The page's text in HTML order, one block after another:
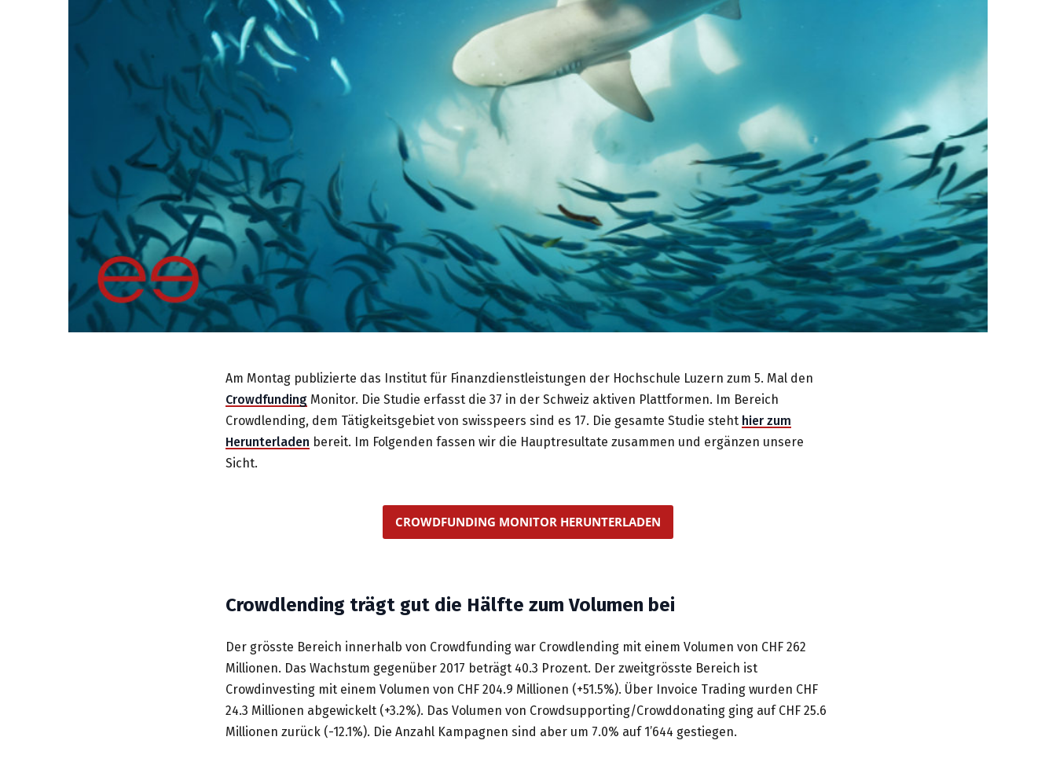
Am Montag publizierte das Institut für Finanzdienstleistungen der Hochschule Luzern zum 5. Mal den
Crowdfunding Monitor. Die Studie erfasst die 37 in der Schweiz aktiven Plattformen. Im Bereich
Crowdlending, dem Tätigkeitsgebiet von swisspeers sind es 17. Die gesamte Studie steht hier zum
Herunterladen bereit. Im Folgenden fassen wir die Hauptresultate zusammen und ergänzen unsere
Sicht.
CROWDFUNDING MONITOR HERUNTERLADEN
Crowdlending trägt gut die Hälfte zum Volumen bei
Der grösste Bereich innerhalb von Crowdfunding war Crowdlending mit einem Volumen von CHF 262
Millionen. Das Wachstum gegenüber 2017 beträgt 40.3 Prozent. Der zweitgrösste Bereich ist
Crowdinvesting mit einem Volumen von CHF 204.9 Millionen (+51.5%). Über Invoice Trading wurden CHF
24.3 Millionen abgewickelt (+3.2%). Das Volumen von Crowdsupporting/Crowddonating ging auf CHF 25.6
Millionen zurück (-12.1%). Die Anzahl Kampagnen sind aber um 7.0% auf 1’644 gestiegen.